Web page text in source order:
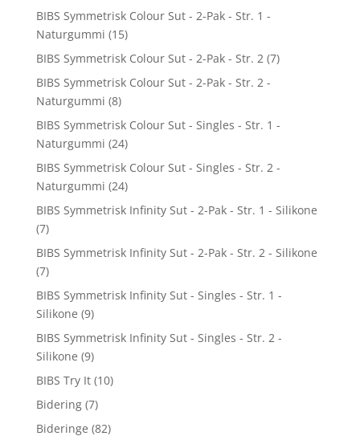
BIBS Symmetrisk Colour Sut - 2-Pak - Str. 1 -
Naturgummi (15)
BIBS Symmetrisk Colour Sut - 2-Pak - Str. 2 (7)
BIBS Symmetrisk Colour Sut - 2-Pak - Str. 2 -
Naturgummi (8)
BIBS Symmetrisk Colour Sut - Singles - Str. 1 -
Naturgummi (24)
BIBS Symmetrisk Colour Sut - Singles - Str. 2 -
Naturgummi (24)
BIBS Symmetrisk Infinity Sut - 2-Pak - Str. 1 - Silikone
(7)
BIBS Symmetrisk Infinity Sut - 2-Pak - Str. 2 - Silikone
(7)
BIBS Symmetrisk Infinity Sut - Singles - Str. 1 -
Silikone (9)
BIBS Symmetrisk Infinity Sut - Singles - Str. 2 -
Silikone (9)
BIBS Try It (10)
Bidering (7)
Bideringe (82)